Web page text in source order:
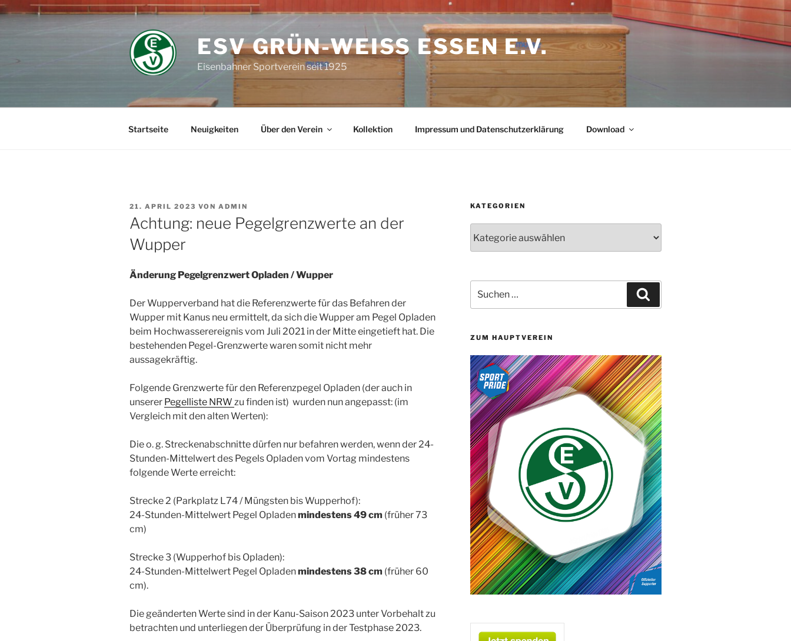
Zum
Inhalt
ESV GRÜN-WEISS ESSEN E.V.
Eisenbahner Sportverein seit 1925
Startseite Neuigkeiten Über den Verein Kollektion Impressum und Datenschutzerklärung Download
VERÖFFENTLICHT
AM
21. APRIL 2023 VON ADMIN
Achtung: neue Pegelgrenzwerte an der
Wupper
Änderung Pegelgrenzwert Opladen / Wupper
Der Wupperverband hat die Referenzwerte für das Befahren der
Wupper mit Kanus neu ermittelt, da sich die Wupper am Pegel Opladen
beim Hochwasserereignis vom Juli 2021 in der Mitte eingetieft hat. Die
bestehenden Pegel-Grenzwerte waren somit nicht mehr
aussagekräftig.
Folgende Grenzwerte für den Referenzpegel Opladen (der auch in
unserer Pegelliste NRW zu finden ist) wurden nun angepasst: (im
Vergleich mit den alten Werten):
Die o. g. Streckenabschnitte dürfen nur befahren werden, wenn der 24-
Stunden-Mittelwert des Pegels Opladen vom Vortag mindestens
folgende Werte erreicht:
Strecke 2 (Parkplatz L74 / Müngsten bis Wupperhof):
24-Stunden-Mittelwert Pegel Opladenmindestens 49 cm (früher 73
cm)
Strecke 3 (Wupperhof bis Opladen):
24-Stunden-Mittelwert Pegel Opladenmindestens 38 cm (früher 60
cm).
Die geänderten Werte sind in der Kanu-Saison 2023 unter Vorbehalt zu
betrachten und unterliegen der Überprüfung in der Testphase 2023.
KATEGORIEN
nach:
ZUM HAUPTVEREIN